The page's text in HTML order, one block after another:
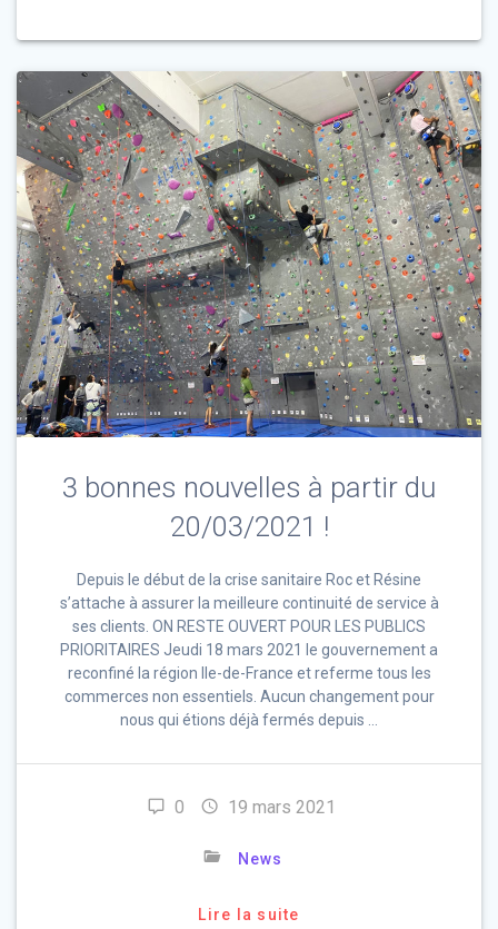
3 bonnes nouvelles à partir du
20/03/2021 !
Depuis le début de la crise sanitaire Roc et Résine
s’attache à assurer la meilleure continuité de service à
ses clients. ON RESTE OUVERT POUR LES PUBLICS
PRIORITAIRES Jeudi 18 mars 2021 le gouvernement a
reconfiné la région Ile-de-France et referme tous les
commerces non essentiels. Aucun changement pour
nous qui étions déjà fermés depuis …
0 19 mars 2021
News
Lire la suite